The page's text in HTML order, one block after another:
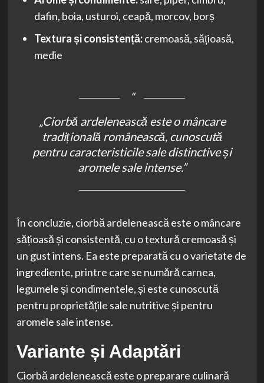
dafin, boia, usturoi, ceapă, morcov, borș
Textura și consistență:cremoasă, sățioasă,
medie
„Ciorbă ardelenească este o mâncare
tradițională românească, cunoscută
pentru caracteristicile sale distinctive și
aromele sale intense.”
În concluzie, ciorbă ardelenească este o mâncare
sățioasă și consistentă, cu o textură cremoasă și
un gust intens. Ea este preparată cu o varietate de
ingrediente, printre care se numără carnea,
legumele și condimentele, și este cunoscută
pentru proprietățile sale nutritive și pentru
aromele sale intense.
Variante și Adaptări
Ciorbă ardelenească este o preparare culinară